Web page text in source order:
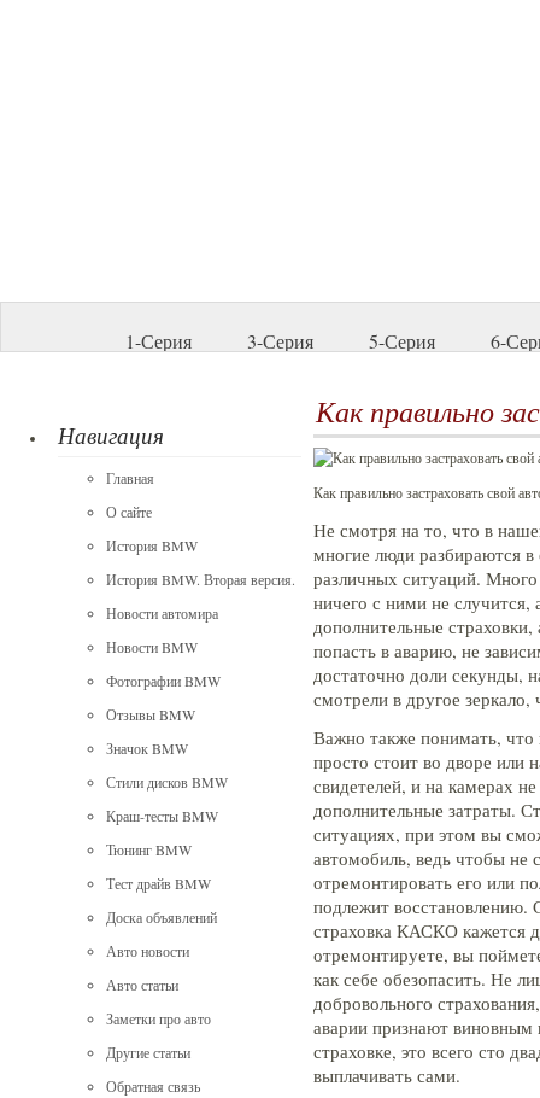
1-Серия 3-Серия 5-Серия 6-
Навигация
Главная
О сайте
История BMW
История BMW. Вторая версия.
Новости автомира
Новости BMW
Фотографии BMW
Отзывы BMW
Значок BMW
Стили дисков BMW
Краш-тесты BMW
Тюнинг BMW
Тест драйв BMW
Доска объявлений
Авто новости
Авто статьи
Заметки про авто
Другие статьи
Обратная связь
Как правильно
Как правильно застраховать свой
Не смотря на то, что в
многие люди разбираются в
различных ситуаций.
ничего с ними не случится,
дополнительные
попасть в аварию, не
достаточно доли секунды,
смотрели в другое
Важно также понимать,
просто стоит во дворе или
свидетелей, и на камерах
дополнительные затраты.
ситуациях, при этом вы
автомобиль, ведь чтобы не
отремонтировать его или
подлежит восстановлению.
страховка КАСКО кажется
отремонтируете, вы
как себе обезопасить. Не
добровольного
аварии признают виновным
страховке, это всего сто
выплачивать сами.